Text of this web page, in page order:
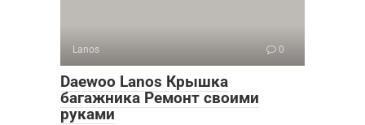
Lanos 0
Daewoo Lanos Крышка
багажника Ремонт своими
руками